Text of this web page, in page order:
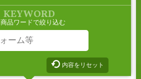
KEYWORD
商品ワードで絞り込む
内容をリセット